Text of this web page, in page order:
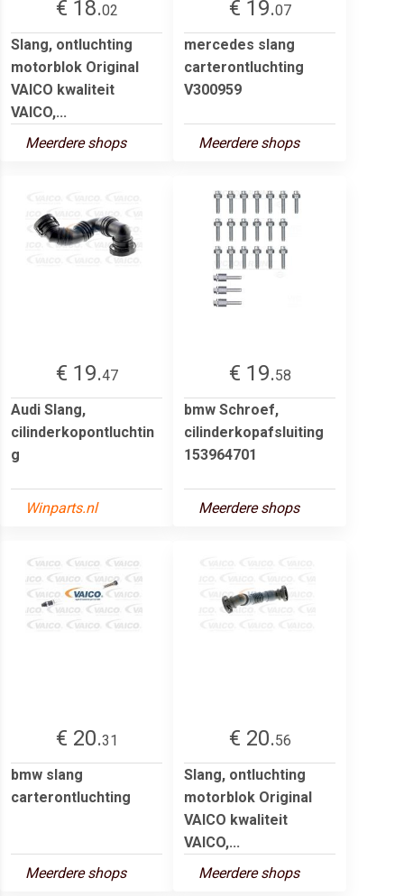
€ 18.02
Slang, ontluchting
motorblok Original
VAICO kwaliteit
VAICO,...
Meerdere shops
€ 19.07
mercedes slang
carterontluchting
V300959
Meerdere shops
€ 19.47
Audi Slang,
cilinderkopontluchtin
g
Winparts.nl
€ 19.58
bmw Schroef,
cilinderkopafsluiting
153964701
Meerdere shops
€ 20.31
bmw slang
carterontluchting
Meerdere shops
€ 20.56
Slang, ontluchting
motorblok Original
VAICO kwaliteit
VAICO,...
Meerdere shops